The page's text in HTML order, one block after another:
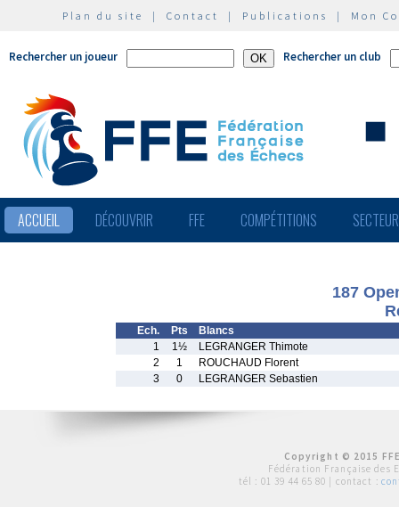
Plan du site | Contact | Publications | Mon
Rechercher un joueur Rechercher un club
ACCUEIL DÉCOUVRIR FFE COMPÉTITIONS
187
Ech. Pts
Blancs
1
1½
LEGRANGER Thimote
2
1
ROUCHAUD Florent
3
0 LEGRANGER Sebastien
Copyright © 2015
Fédération Française des
tél : 01 39 44 65 80 | contact :